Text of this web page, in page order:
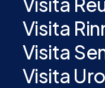
Visita
Visita
Visita